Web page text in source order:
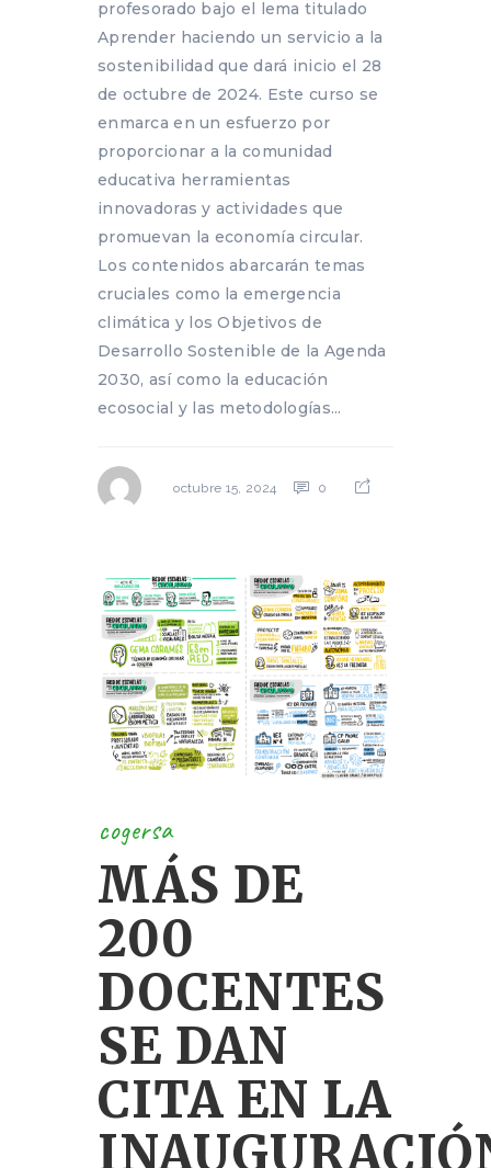
profesorado bajo el lema titulado
Aprender haciendo un servicio a la
sostenibilidad que dará inicio el 28
de octubre de 2024. Este curso se
enmarca en un esfuerzo por
proporcionar a la comunidad
educativa herramientas
innovadoras y actividades que
promuevan la economía circular.
Los contenidos abarcarán temas
cruciales como la emergencia
climática y los Objetivos de
Desarrollo Sostenible de la Agenda
2030, así como la educación
ecosocial y las metodologías...
octubre 15, 2024 0
cogersa
MÁS DE
200
DOCENTES
SE DAN
CITA EN LA